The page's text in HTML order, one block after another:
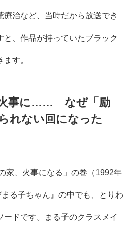
治など、当時だから放送でき
と、作品が持っていたブラック
す。
事に…… なぜ「励
れない回になった
家、火事になる」の巻（1992年
る子ちゃん』の中でも、とりわ
ードです。まる子のクラスメイ